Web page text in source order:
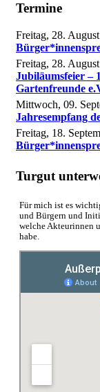
Termine
Freitag, 28.
Freitag, 28.
Jubiläumsfeier –
Gartenfreunde
Mittwoch, 09.
Jahresempfang
Freitag, 18.
Turgut
Für mich ist es
und Bürgern und
welche Akteurinnen
habe.